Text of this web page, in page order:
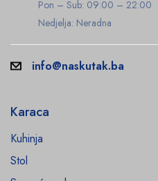
Pon – Sub: 09:00 – 22:00
Nedjelja: Neradna
info@naskutak.ba
Karaca
Kuhinja
Stol